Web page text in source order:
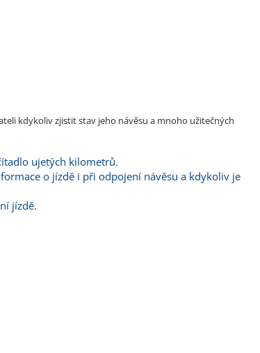
kdykoliv zjistit stav jeho návěsu a mnoho užitečných
ujetých kilometrů.
o jízdě i při odpojení návěsu a kdykoliv je
jízdě.